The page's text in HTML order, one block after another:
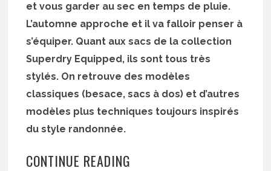
et vous garder au sec en temps de pluie.
L’automne approche et il va falloir penser à
s’équiper. Quant aux sacs de la collection
Superdry Equipped, ils sont tous très
stylés. On retrouve des modèles
classiques (besace, sacs à dos) et d’autres
modèles plus techniques toujours inspirés
du style randonnée.
CONTINUE READING